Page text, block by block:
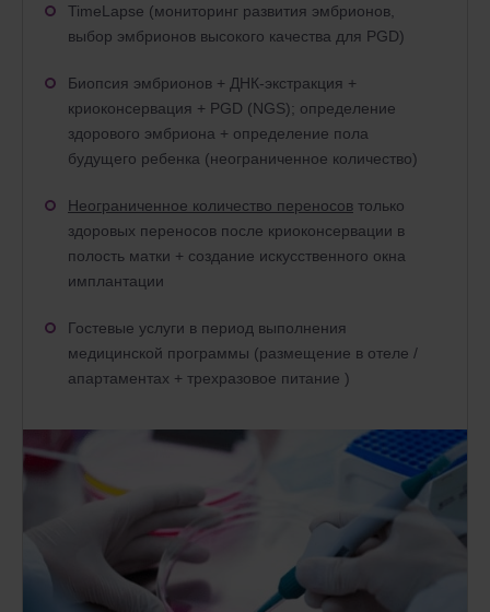
TimeLapse (мониторинг развития эмбрионов,
выбор эмбрионов высокого качества для PGD)
Биопсия эмбрионов + ДНК-экстракция +
криоконсервация + PGD (NGS); определение
здорового эмбриона + определение пола
будущего ребенка (неограниченное количество)
Неограниченное количество переносов только
здоровых переносов после криоконсервации в
полость матки + создание искусственного окна
имплантации
Гостевые услуги в период выполнения
медицинской программы (размещение в отеле /
апартаментах + трехразовое питание )